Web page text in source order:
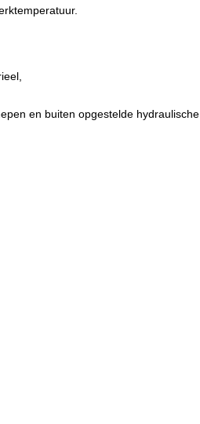
en buiten opgestelde hydraulische